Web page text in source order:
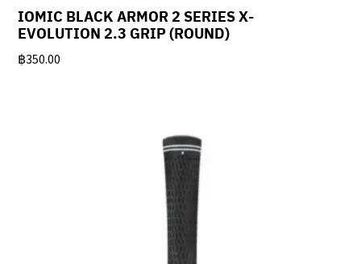
IOMIC BLACK ARMOR 2 SERIES X-
EVOLUTION 2.3 GRIP (ROUND)
฿350.00